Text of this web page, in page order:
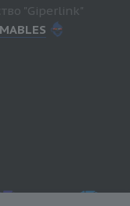
"Giperlink"
MABLES